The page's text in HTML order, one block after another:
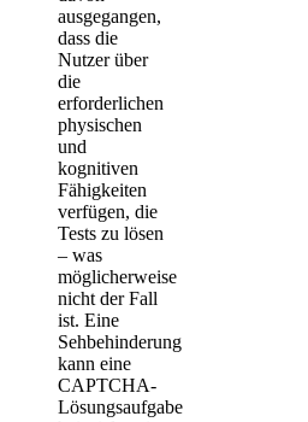
ausgegangen,
dass die
Nutzer über
die
erforderlichen
physischen
und
kognitiven
Fähigkeiten
verfügen, die
Tests zu lösen
– was
möglicherweise
nicht der Fall
ist. Eine
Sehbehinderung
kann eine
CAPTCHA-
Lösungsaufgabe